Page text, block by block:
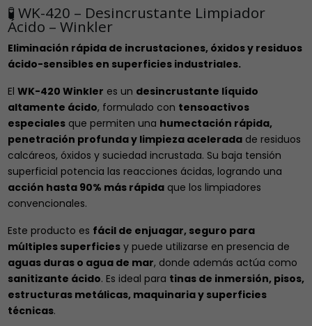
🧪 WK-420 – Desincrustante Limpiador
Ácido – Winkler
Eliminación rápida de incrustaciones, óxidos y residuos
ácido-sensibles en superficies industriales.
El WK-420 Winkler es un desincrustante líquido
altamente ácido, formulado con tensoactivos
especialesque permiten una humectación rápida,
penetración profunda y limpieza aceleradade residuos
calcáreos, óxidos y suciedad incrustada. Su baja tensión
superficial potencia las reacciones ácidas, logrando una
acción hasta 90% más rápidaque los limpiadores
convencionales.
Este producto es fácil de enjuagar, seguro para
múltiples superficiesy puede utilizarse en presencia de
aguas duras o agua de mar, donde además actúa como
sanitizante ácido. Es ideal para tinas de inmersión, pisos,
estructuras metálicas, maquinaria y superficies
técnicas.